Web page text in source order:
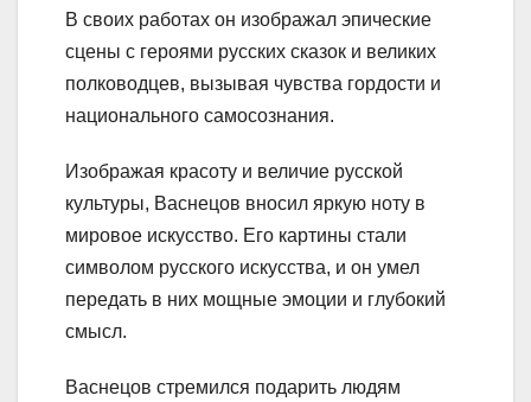
В своих работах он изображал эпические
сцены с героями русских сказок и великих
полководцев, вызывая чувства гордости и
национального самосознания.
Изображая красоту и величие русской
культуры, Васнецов вносил яркую ноту в
мировое искусство. Его картины стали
символом русского искусства, и он умел
передать в них мощные эмоции и глубокий
смысл.
Васнецов стремился подарить людям